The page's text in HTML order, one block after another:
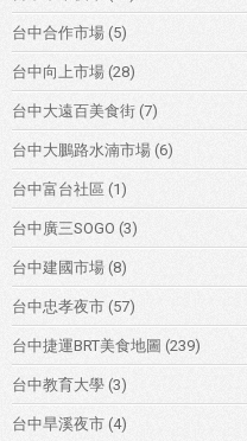
台中合作市場 (5)
台中向上市場 (28)
台中大遠百美食街 (7)
台中大鵬路水湳市場 (6)
台中富台社區 (1)
台中廣三SOGO (3)
台中建國市場 (8)
台中忠孝夜市 (57)
台中捷運BRT美食地圖 (239)
台中教育大學 (3)
台中旱溪夜市 (4)